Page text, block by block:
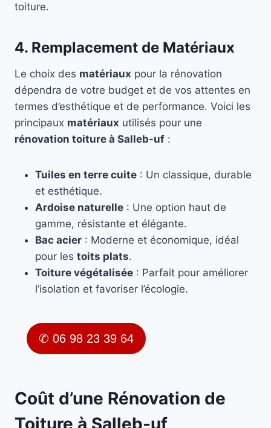
toiture.
4. Remplacement de Matériaux
Le choix des matériaux pour la rénovation
dépendra de votre budget et de vos attentes en
termes d’esthétique et de performance. Voici les
principaux matériaux utilisés pour une
rénovation toiture à Salleb-uf :
Tuiles en terre cuite : Un classique, durable
et esthétique.
Ardoise naturelle : Une option haut de
gamme, résistante et élégante.
Bac acier : Moderne et économique, idéal
pour les toits plats.
Toiture végétalisée : Parfait pour améliorer
l’isolation et favoriser l’écologie.
✆ 06 98 23 39 64
Coût d’une Rénovation de
Toiture à Salleb-uf